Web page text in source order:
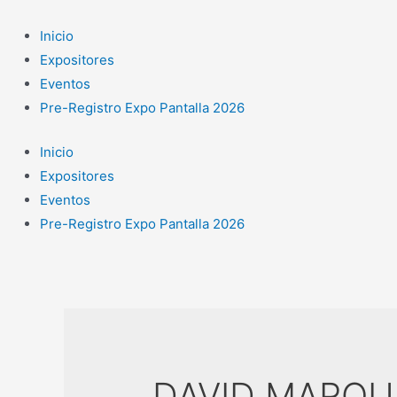
contenido
Inicio
Expositores
Eventos
Pre-Registro Expo Pantalla 2026
Inicio
Expositores
Eventos
Pre-Registro Expo Pantalla 2026